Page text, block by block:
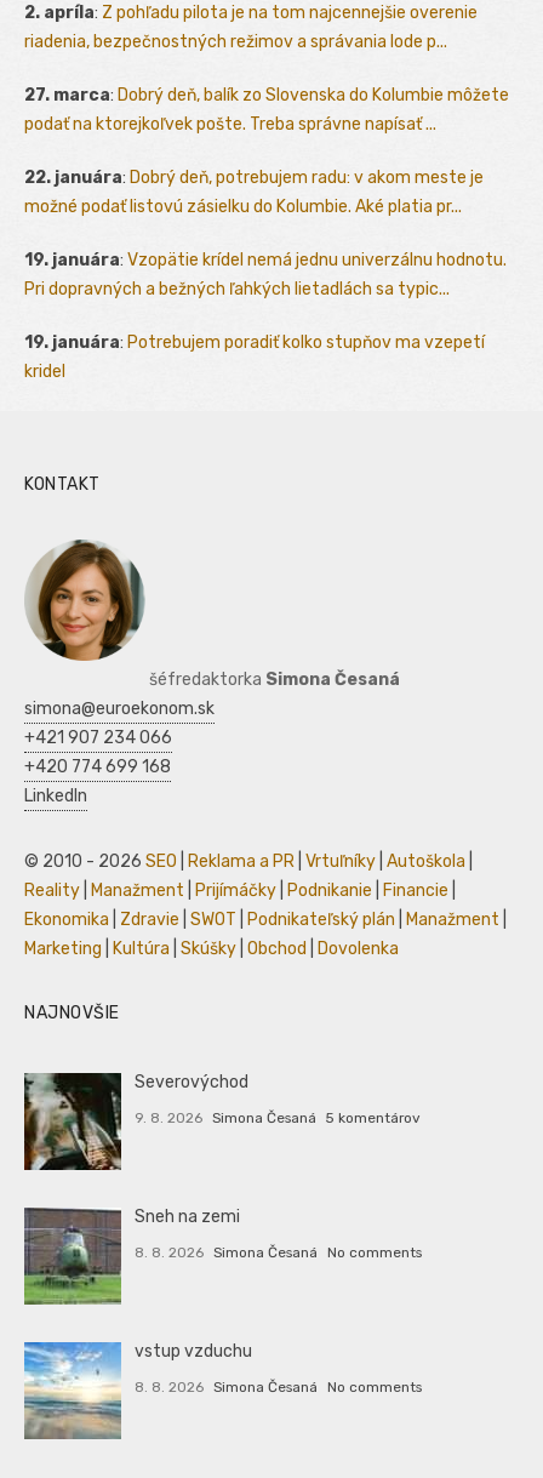
2. apríla: Z pohľadu pilota je na tom najcennejšie overenie
riadenia, bezpečnostných režimov a správania lode p...
27. marca: Dobrý deň, balík zo Slovenska do Kolumbie môžete
podať na ktorejkoľvek pošte. Treba správne napísať ...
22. januára: Dobrý deň, potrebujem radu: v akom meste je
možné podať listovú zásielku do Kolumbie. Aké platia pr...
19. januára: Vzopätie krídel nemá jednu univerzálnu hodnotu.
Pri dopravných a bežných ľahkých lietadlách sa typic...
19. januára: Potrebujem poradiť kolko stupňov ma vzepetí
kridel
KONTAKT
šéfredaktorka Simona Česaná
simona@euroekonom.sk
+421 907 234 066
+420 774 699 168
LinkedIn
© 2010 - 2026 SEO Reklama a PR Vrtuľníky Autoškola
Reality
Manažment Prijímáčky Podnikanie Financie
Ekonomika
Zdravie SWOT Podnikateľský plán Manažment
Marketing
Kultúra Skúšky Obchod Dovolenka
NAJNOVŠIE
Severovýchod
9. 8. 2026 Simona Česaná 5 komentárov
Sneh na zemi
8. 8. 2026 Simona Česaná No comments
vstup vzduchu
8. 8. 2026 Simona Česaná No comments